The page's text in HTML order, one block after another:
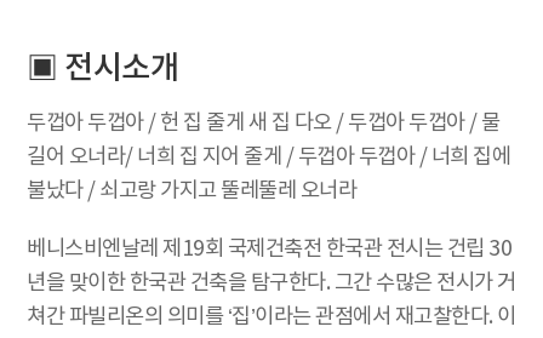
▣ 전시소개
두껍아 두껍아 / 헌 집 줄게 새 집 다오 / 두껍아 두껍아 / 물
길어 오너라/ 너희 집 지어 줄게 / 두껍아 두껍아 / 너희 집에
불났다 / 쇠고랑 가지고 뚤레뚤레 오너라
베니스비엔날레 제19회 국제건축전 한국관 전시는 건립 30
년을 맞이한 한국관 건축을 탐구한다. 그간 수많은 전시가 거
쳐간 파빌리온의 의미를 ‘집’이라는 관점에서 재고찰한다. 이